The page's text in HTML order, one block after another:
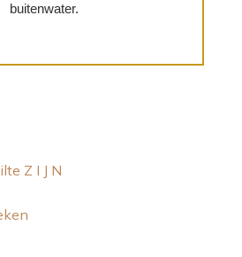
buitenwater.
Z I J N